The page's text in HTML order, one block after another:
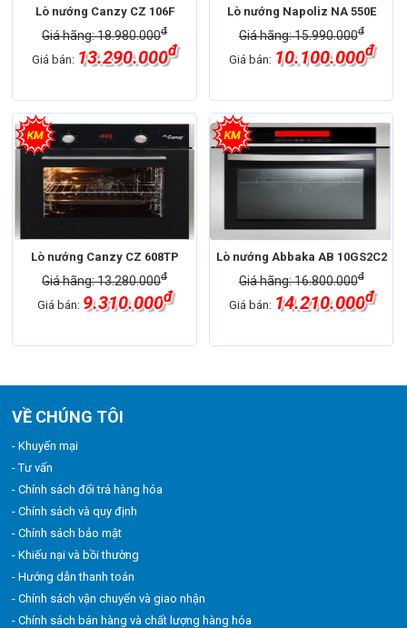
Lò nướng Canzy CZ 106F
Giá hãng: 18.980.000đ
Giá bán: 13.290.000đ
Lò nướng Napoliz NA 550E
Giá hãng: 15.990.000đ
Giá bán: 10.100.000đ
Lò nướng Canzy CZ 608TP
Giá hãng: 13.280.000đ
Giá bán: 9.310.000đ
Lò nướng Abbaka AB 10GS2C2
Giá hãng: 16.800.000đ
Giá bán: 14.210.000đ
VỀ CHÚNG TÔI
- Khuyến mại
- Tư vấn
- Chính sách đổi trả hàng hóa
- Chính sách và quy định
- Chính sách bảo mật
- Khiếu nại và bồi thường
- Hướng dẫn thanh toán
- Chính sách vận chuyển và giao nhận
- Chính sách bán hàng và chất lượng hàng hóa